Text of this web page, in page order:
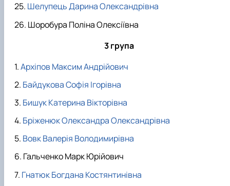
Шелупець Дарина Олександрівна
Шоробура Поліна Олексіївна
3 група
Архіпов Максим Андрійович
Байдукова Софія Ігорівна
Бишук Катерина Вікторівна
Бріженюк Олександра Олександрівна
Вовк Валерія Володимирівна
Гальченко Марк Юрійович
Гнатюк Богдана Костянтинівна